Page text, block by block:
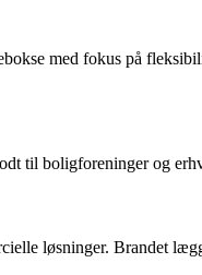
med fokus på
til boligforeninger og
løsninger. Brandet